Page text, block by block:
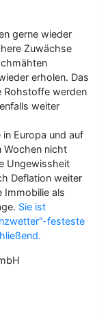
gerne wieder
Zuwächse
erholen. Das
Rohstoffe werden
weiter
Europa und auf
Wochen nicht
Ungewissheit
Deflation weiter
Immobilie als
Sie ist
festeste